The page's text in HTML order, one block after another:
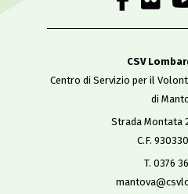
CSV
Centro di Servizio per il
di
Strada Montata
C.F.
T. 0376